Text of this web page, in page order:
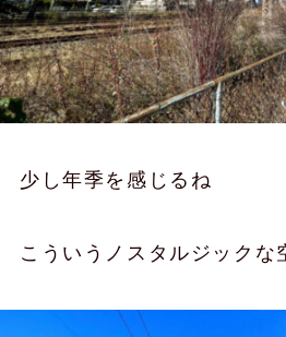
少し年季を感じるね
こういうノスタルジックな